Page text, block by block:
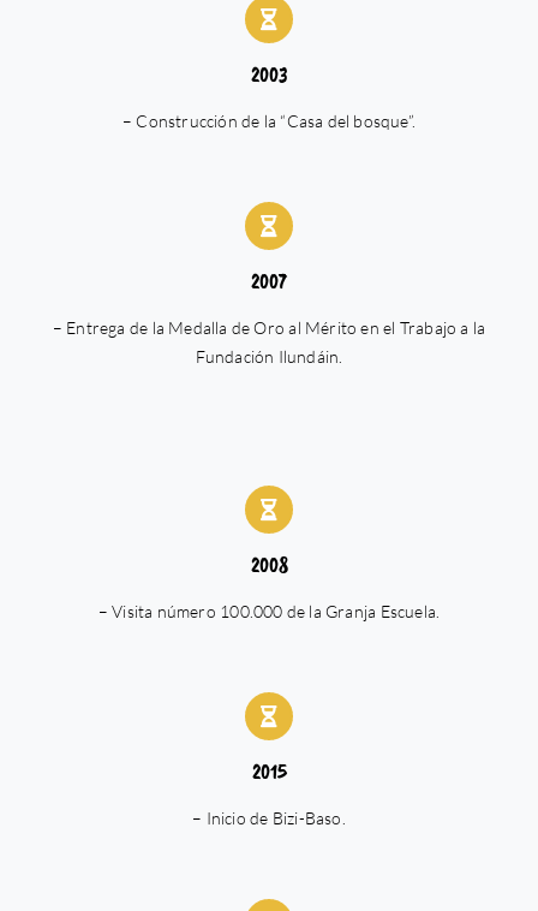
2003
– Construcción de la “Casa del bosque”.
2007
– Entrega de la Medalla de Oro al Mérito en el Trabajo a la
Fundación Ilundáin.
2008
– Visita número 100.000 de la Granja Escuela.
2015
– Inicio de Bizi-Baso.